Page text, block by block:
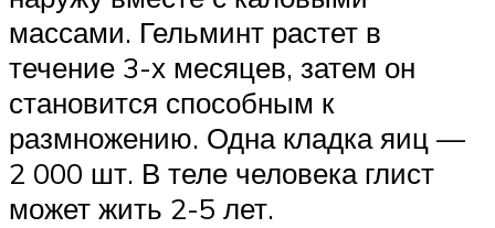
массами. Гельминт растет в
течение 3-х месяцев, затем он
становится способным к
размножению. Одна кладка яиц —
2 000 шт. В теле человека глист
может жить 2-5 лет.